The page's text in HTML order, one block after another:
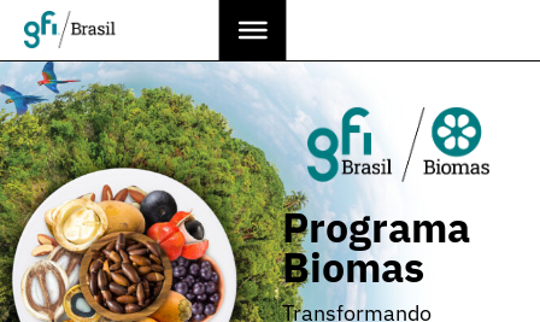
Programa
Biomas
Transformando